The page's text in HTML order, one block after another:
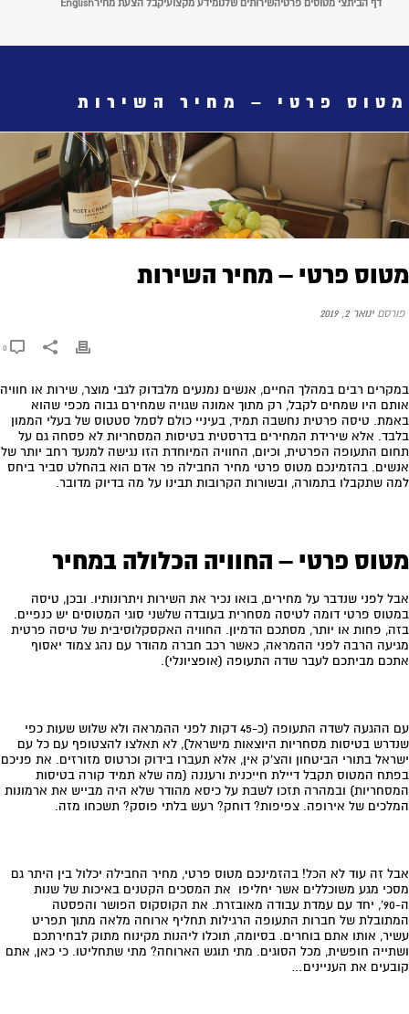
דף הביתצי מטוסים פרטי השירותים שלנו מידע מקצועיקבל הצעת מחירEnglish
מטוס פרטי – מחיר השירות
מטוס פרטי – מחיר השירות
פורסםינואר 2, 2019
במקרים רבים במהלך החיים, אנשים נמנעים מלבדוק לגבי מוצר, שירות או חוויה
אותם היו שמחים לקבל, רק מתוך אמונה שגויה שמחירם גבוה מכפי שהוא
באמת. טיסה פרטית נחשבה תמיד, בעיניי כולם לסמל סטטוס של בעלי הממון
בלבד. אלא שירידת המחירים בדרסטית בטיסות המסחריות לא פסחה גם על
תחום התעופה הפרטית, וכיום, החוויה המיוחדת הזו נגישה למנעד רחב יותר של
אנשים. בהזמינכם מטוס פרטי מחיר החבילה פר אדם הוא בהחלט סביר ביחס
למה שתקבלו בתמורה, ובשורות הקרובות תבינו על מה בדיוק מדובר.
מטוס פרטי – החוויה הכלולה במחיר
אבל לפני שנדבר על מחירים, בואו נכיר את השירות ויתרונותיו. ובכן, טיסה
במטוס פרטי דומה לטיסה מסחרית בעובדה שלשני סוגי המטוסים יש כנפיים.
בזה, פחות או יותר, מסתכם הדמיון. החוויה האקסקלוסיבית של טיסה פרטית
מגיעה הרבה לפני ההמראה, כאשר רכב חברה מהודר עם נהג צמוד יאסוף
אתכם מביתכם לעבר שדה התעופה (אופציונלי).
עם ההגעה לשדה התעופה (כ-45 דקות לפני ההמראה ולא שלוש שעות כפי
שנדרש בטיסות מסחריות היוצאות מישראל), לא תאלצו להצטופף עם כל עם
ישראל בתורי הביטחון והצ'ק אין, אלא תעברו בידוק וכרטוס מזורזים. את פניכם
בפתח המטוס תקבל דיילת חייכנית ורעננה (מה שלא תמיד קורה בטיסות
המסחריות) ובמהרה תזכו לשבת על כיסא מהודר שלא היה מבייש את ארמונות
המלכים של אירופה. צפיפות? דוחק? רעש בלתי פוסק? תשכחו מזה.
אבל זה עוד לא הכל! בהזמינכם מטוס פרטי, מחיר החבילה יכלול בין היתר גם
מסכי מגע משוכללים אשר יחליפו את המסכים הקטנים באיכות של שנות
ה-90', יחד עם עמדת עבודה מאובזרת. את הקוסקוס הפושר והפסטה
המתובלת של חברות התעופה הרגילות תחליף ארוחה מלאה מתוך תפריט
עשיר, אותו אתם בוחרים. בסיומה, תוכלו ליהנות מקינוח מתוק לבחירתכם
ושתייה חופשית, מכל הסוגים. מתי תוגש הארוחה? מתי שתחליטו. כי כאן, אתם
קובעים את העניינים…